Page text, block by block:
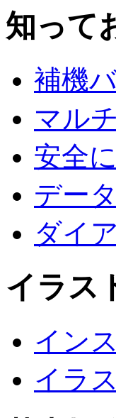
知って
補機
マル
安全
デー
ダイ
イラス
イン
イラ